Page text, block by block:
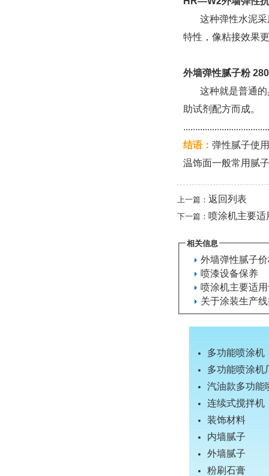
这种弹性水泥采
特性，像粘接效果
外墙弹性腻子粉
这种就是普通的
助试剂配方而成。
结语： 弹性腻子使
温饰面一般常用腻
上一篇： 返回列表
下一篇： 喷涂机主要
相关信息
外墙弹性腻子
喷漆设备保养
喷涂机主要适
关于涂装生产
多功能喷涂机
多功能喷涂机
汽油款多功能
连续式搅拌机
装饰材料
内墙腻子
外墙腻子
粉刷石膏